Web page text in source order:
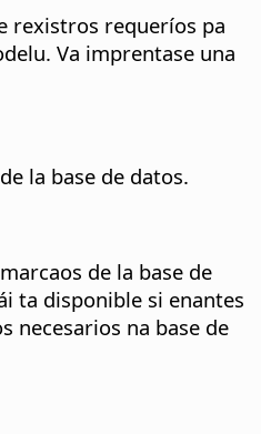
rexistros requeríos pa
Va imprentase una
la base de datos.
de la base de
ta disponible si enantes
necesarios na base de